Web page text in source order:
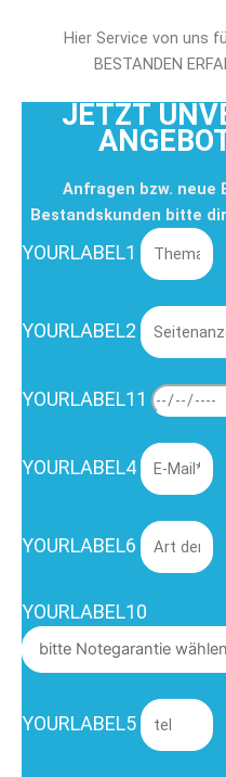
Hier Service von uns
BESTANDEN
JETZT
Anfragen bzw. neue
Bestandskunden bitte
YOURLABEL1
YOURLABEL2
YOURLABEL11
YOURLABEL4
YOURLABEL6
YOURLABEL10
YOURLABEL5